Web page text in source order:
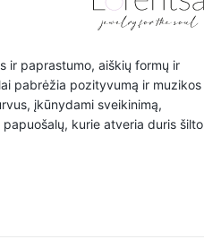
ir paprastumo, aiškių formų ir
pabrėžia pozityvumą ir muzikos
įkūnydami sveikinimą,
kurie atveria duris šilto